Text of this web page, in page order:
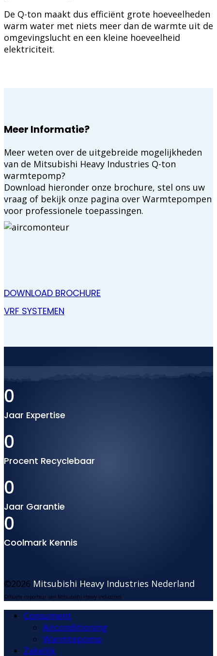
De Q-ton maakt dus efficiënt grote hoeveelheden
warm water met niets meer dan de warmte uit de
omgevingslucht en een kleine hoeveelheid
elektriciteit.
Meer Informatie?
Meer weten over de uitgebreide mogelijkheden
van de Mitsubishi Heavy Industries Q-ton
warmtepomp?
Download hieronder onze brochure, stel ons uw
vraag of bekijk onze pagina over Warmtepompen
voor professionele toepassingen.
DOWNLOAD BROCHURE
VRF SYSTEMEN
0
Jaar Expertise
0
Procent Recyclebaar
0
Jaar Garantie
0
Coolmark Kennis
©2026 Mitsubishi Heavy Industries Nederland
Officiële importeur van Mitsubishi Heavy Industries
Consument
Airconditioning
Warmtepomp
Zakelijk